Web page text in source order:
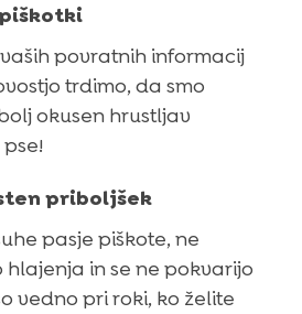
povratnih informacij
trdimo, da smo
okusen hrustljav
priboljšek
pasje piškote, ne
in se ne pokvarijo
vedno pri roki, ko želite